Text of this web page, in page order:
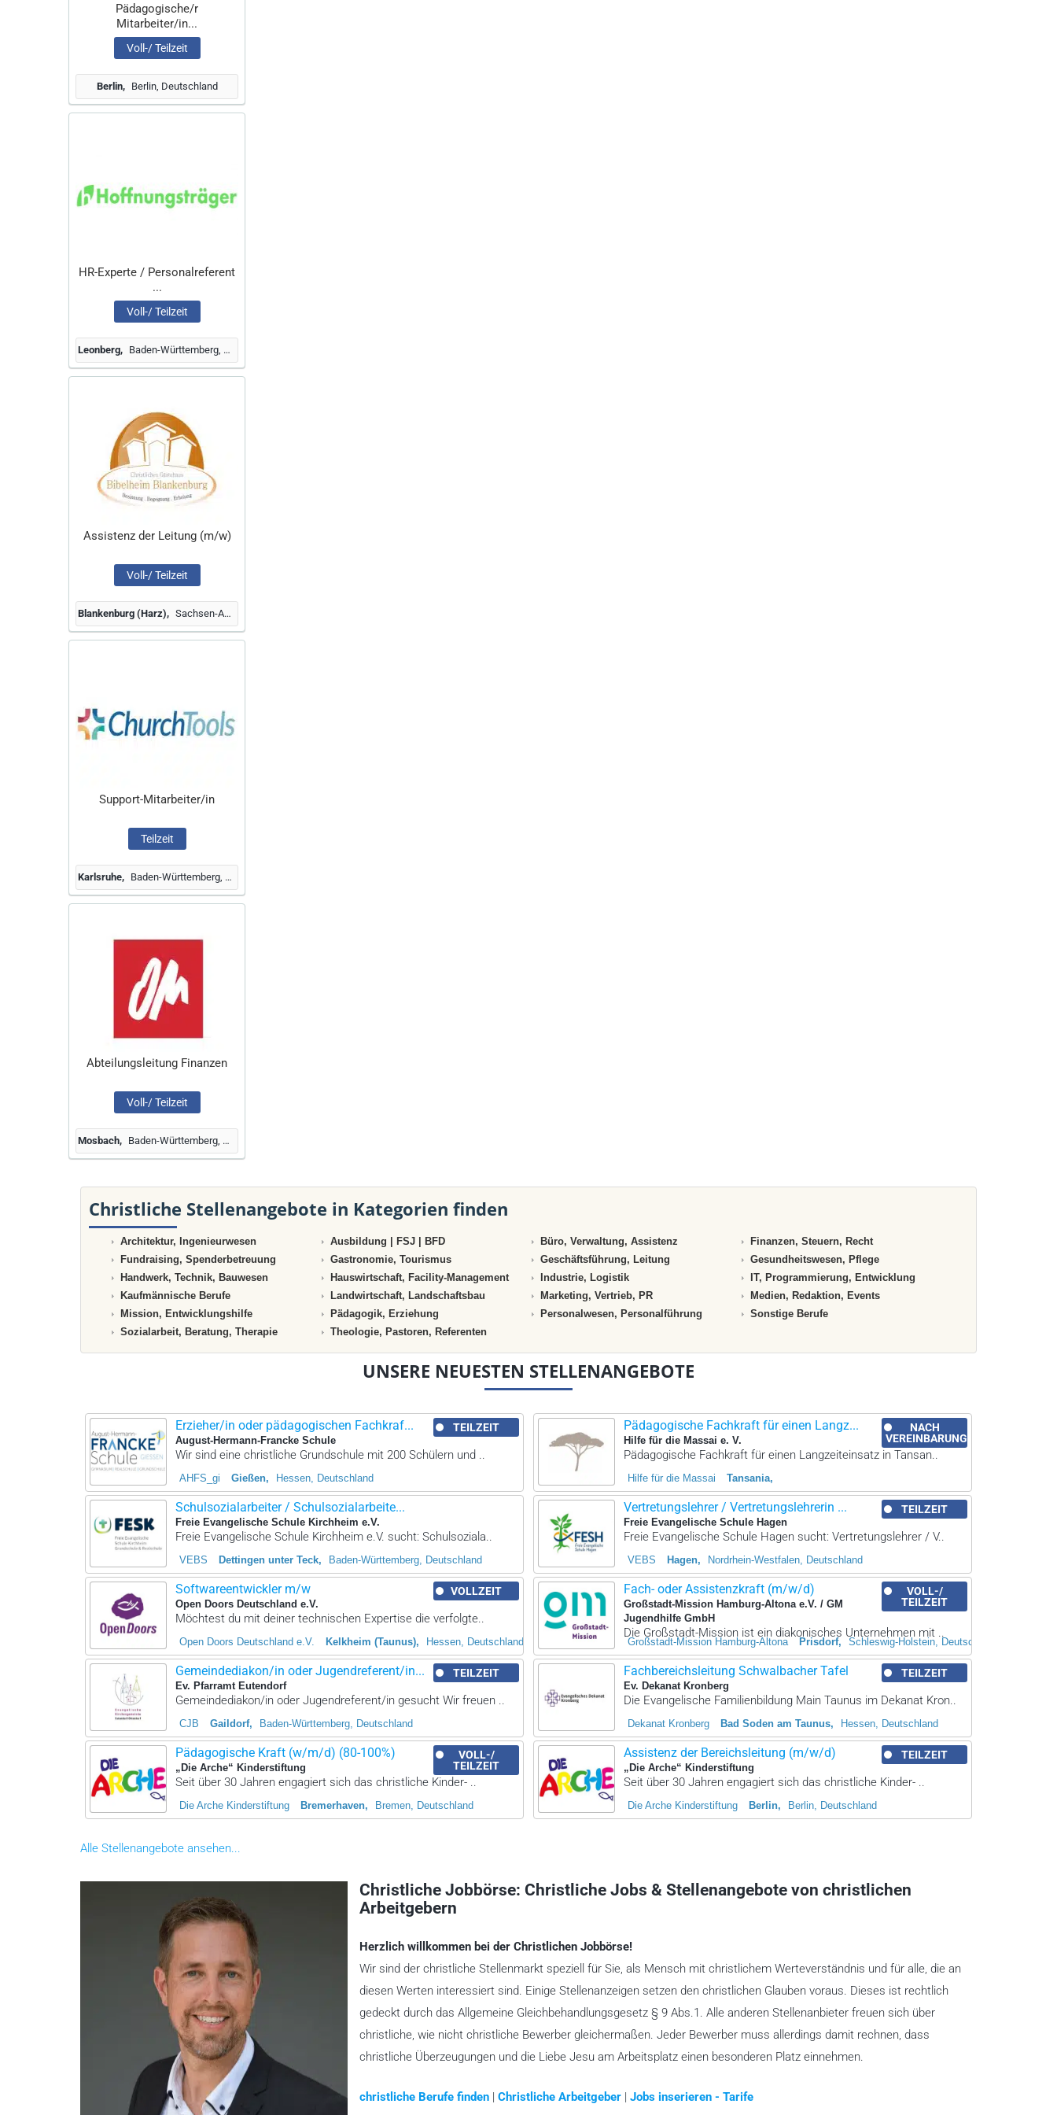
Pädagogische/r
Mitarbeiter/in...
Voll-/ Teilzeit
Berlin Berlin, Deutschland
HR-Experte / Personalreferent
...
Voll-/ Teilzeit
Leonberg Baden-Württemberg, Deutschland
Assistenz der Leitung (m/w)
Voll-/ Teilzeit
Blankenburg (Harz) Sachsen-Anhalt, Deutschland
Support-Mitarbeiter/in
Teilzeit
Karlsruhe Baden-Württemberg, Deutschland
Abteilungsleitung Finanzen
Voll-/ Teilzeit
Mosbach Baden-Württemberg, Deutschland
Christliche Stellenangebote in Kategorien finden
Architektur, Ingenieurwesen Ausbildung | FSJ | BFD Büro, Verwaltung, Assistenz
Finanzen, Steuern, Recht
Fundraising, Spenderbetreuung
Gastronomie, Tourismus Geschäftsführung, Leitung
Gesundheitswesen, Pflege
Handwerk, Technik, Bauwesen
Hauswirtschaft, Facility-Management Industrie, Logistik
IT, Programmierung, Entwicklung
Kaufmännische Berufe
Landwirtschaft, Landschaftsbau Marketing, Vertrieb, PR
Medien, Redaktion, Events
Mission, Entwicklungshilfe
Pädagogik, Erziehung Personalwesen, Personalführung
Sonstige Berufe
Sozialarbeit, Beratung, Therapie
Theologie, Pastoren, Referenten
UNSERE NEUESTEN STELLENANGEBOTE
Erzieher/in oder pädagogischen Fachkraf...
August-Hermann-Francke Schule
TEILZEIT
Wir sind eine christliche Grundschule mit 200 Schülern und ..
AHFS_gi Gießen Hessen, Deutschland
Pädagogische Fachkraft für einen Langz...
Hilfe für die Massai e. V.
NACH
VEREINBARUNG
Pädagogische Fachkraft für einen Langzeiteinsatz in Tansan..
Hilfe für die Massai Tansania
Schulsozialarbeiter / Schulsozialarbeite...
Freie Evangelische Schule Kirchheim e.V.
Freie Evangelische Schule Kirchheim e.V. sucht: Schulsoziala..
VEBS Dettingen unter Teck Baden-Württemberg, Deutschland
Vertretungslehrer / Vertretungslehrerin ...
Freie Evangelische Schule Hagen
TEILZEIT
Freie Evangelische Schule Hagen sucht: Vertretungslehrer / V..
VEBS Hagen Nordrhein-Westfalen, Deutschland
Softwareentwickler m/w
Open Doors Deutschland e.V.
VOLLZEIT
Möchtest du mit deiner technischen Expertise die verfolgte..
Open Doors Deutschland e.V. Kelkheim (Taunus) Hessen, Deutschland
Fach- oder Assistenzkraft (m/w/d)
Großstadt-Mission Hamburg-Altona e.V. / GM
Jugendhilfe GmbH
VOLL-/
TEILZEIT
Die Großstadt-Mission ist ein diakonisches Unternehmen mit ..
Großstadt-Mission Hamburg-Altona Prisdorf Schleswig-Holstein, Deutschland
Gemeindediakon/in oder Jugendreferent/in...
Ev. Pfarramt Eutendorf
TEILZEIT
Gemeindediakon/in oder Jugendreferent/in gesucht Wir freuen ..
CJB Gaildorf Baden-Württemberg, Deutschland
Fachbereichsleitung Schwalbacher Tafel
Ev. Dekanat Kronberg
TEILZEIT
Die Evangelische Familienbildung Main Taunus im Dekanat Kron..
Dekanat Kronberg Bad Soden am Taunus Hessen, Deutschland
Pädagogische Kraft (w/m/d) (80-100%)
„Die Arche“ Kinderstiftung
VOLL-/
TEILZEIT
Seit über 30 Jahren engagiert sich das christliche Kinder- ..
Die Arche Kinderstiftung Bremerhaven Bremen, Deutschland
Assistenz der Bereichsleitung (m/w/d)
„Die Arche“ Kinderstiftung
TEILZEIT
Seit über 30 Jahren engagiert sich das christliche Kinder- ..
Die Arche Kinderstiftung Berlin Berlin, Deutschland
Alle Stellenangebote ansehen...
Christliche Jobbörse: Christliche Jobs & Stellenangebote von christlichen
Arbeitgebern
Herzlich willkommen bei der Christlichen Jobbörse!
Wir sind der christliche Stellenmarkt speziell für Sie, als Mensch mit christlichem Werteverständnis und für alle, die an
diesen Werten interessiert sind. Einige Stellenanzeigen setzen den christlichen Glauben voraus. Dieses ist rechtlich
gedeckt durch das Allgemeine Gleichbehandlungsgesetz § 9 Abs.1. Alle anderen Stellenanbieter freuen sich über
christliche, wie nicht christliche Bewerber gleichermaßen. Jeder Bewerber muss allerdings damit rechnen, dass
christliche Überzeugungen und die Liebe Jesu am Arbeitsplatz einen besonderen Platz einnehmen.
christliche Berufe finden Christliche Arbeitgeber Jobs inserieren - Tarife